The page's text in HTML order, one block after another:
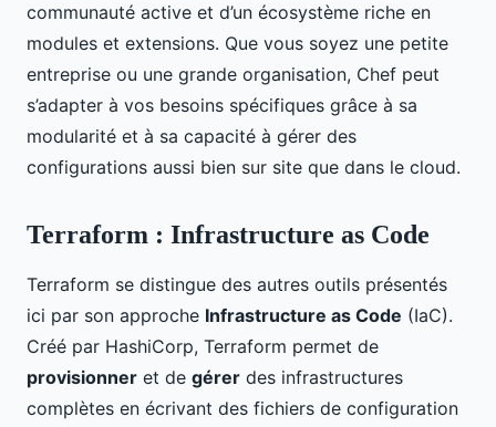
communauté active et d’un écosystème riche en
modules et extensions. Que vous soyez une petite
entreprise ou une grande organisation, Chef peut
s’adapter à vos besoins spécifiques grâce à sa
modularité et à sa capacité à gérer des
configurations aussi bien sur site que dans le cloud.
Terraform : Infrastructure as Code
Terraform se distingue des autres outils présentés
ici par son approche Infrastructure as Code (IaC).
Créé par HashiCorp, Terraform permet de
provisionner et de gérer des infrastructures
complètes en écrivant des fichiers de configuration